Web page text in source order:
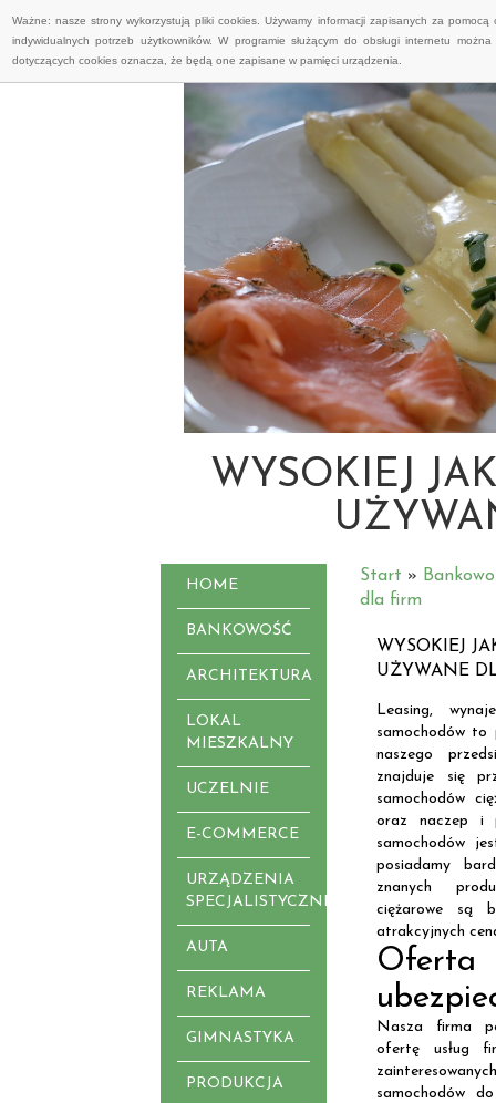
Ważne: nasze strony wykorzystują pliki cookies. Używamy informacji zapisanych za
indywidualnych potrzeb użytkowników. W programie służącym do obsługi internetu
dotyczących cookies oznacza, że będą one zapisane w pamięci urządzenia.
WYSOKIEJ
HOME
BANKOWOŚĆ
ARCHITEKTURA
LOKAL
MIESZKALNY
UCZELNIE
E-COMMERCE
URZĄDZENIA
SPECJALISTYCZNE
AUTA
REKLAMA
GIMNASTYKA
PRODUKCJA
Start »
dla firm
WYSOKIEJ
UŻYWANE
Leasing,
samochodów to
naszego
znajduje się
samochodów
oraz naczep i
samochodów
posiadamy
znanych
ciężarowe są
atrakcyjnych
Nasza firma
ofertę usług
samochodów